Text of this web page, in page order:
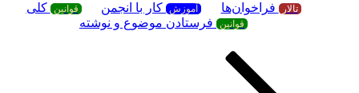
تالار فراخوان‌ها آموزش کار با انجمن قوانین کلی
قوانین فرستادن موضوع و نوشته